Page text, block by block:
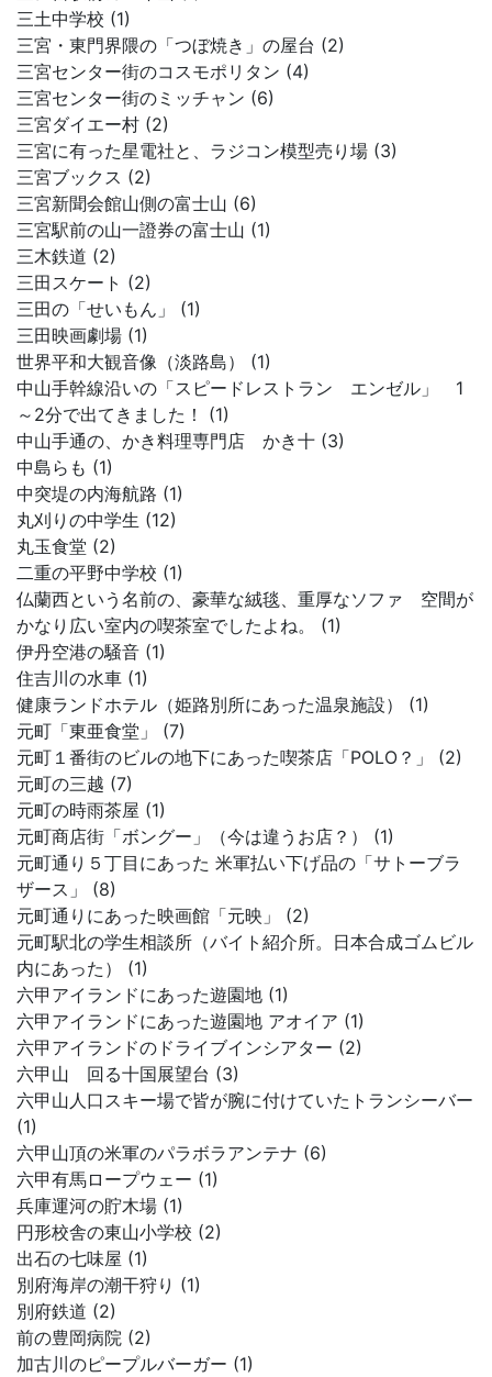
三土中学校 (1)
三宮・東門界隈の「つぼ焼き」の屋台 (2)
三宮センター街のコスモポリタン (4)
三宮センター街のミッチャン (6)
三宮ダイエー村 (2)
三宮に有った星電社と、ラジコン模型売り場 (3)
三宮ブックス (2)
三宮新聞会館山側の富士山 (6)
三宮駅前の山一證券の富士山 (1)
三木鉄道 (2)
三田スケート (2)
三田の「せいもん」 (1)
三田映画劇場 (1)
世界平和大観音像（淡路島） (1)
中山手幹線沿いの「スピードレストラン エンゼル」 1
～2分で出てきました！ (1)
中山手通の、かき料理専門店 かき十 (3)
中島らも (1)
中突堤の内海航路 (1)
丸刈りの中学生 (12)
丸玉食堂 (2)
二重の平野中学校 (1)
仏蘭西という名前の、豪華な絨毯、重厚なソファ 空間が
かなり広い室内の喫茶室でしたよね。 (1)
伊丹空港の騒音 (1)
住吉川の水車 (1)
健康ランドホテル（姫路別所にあった温泉施設） (1)
元町「東亜食堂」 (7)
元町１番街のビルの地下にあった喫茶店「POLO？」 (2)
元町の三越 (7)
元町の時雨茶屋 (1)
元町商店街「ボングー」（今は違うお店？） (1)
元町通り５丁目にあった 米軍払い下げ品の「サトーブラ
ザース」 (8)
元町通りにあった映画館「元映」 (2)
元町駅北の学生相談所（バイト紹介所。日本合成ゴムビル
内にあった） (1)
六甲アイランドにあった遊園地 (1)
六甲アイランドにあった遊園地 アオイア (1)
六甲アイランドのドライブインシアター (2)
六甲山 回る十国展望台 (3)
六甲山人口スキー場で皆が腕に付けていたトランシーバー
(1)
六甲山頂の米軍のパラボラアンテナ (6)
六甲有馬ロープウェー (1)
兵庫運河の貯木場 (1)
円形校舎の東山小学校 (2)
出石の七味屋 (1)
別府海岸の潮干狩り (1)
別府鉄道 (2)
前の豊岡病院 (2)
加古川のピープルバーガー (1)